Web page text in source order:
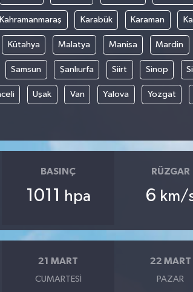
Kahramanmaraş Karabük Karaman
Kütahya Malatya Manisa Mardin
Samsun Şanlıurfa Siirt Sinop
Uşak Van Yalova Yozgat
BASINÇ
1011 hpa
RÜZGAR
6 km/
21 MART
CUMARTESI
22 MART
PAZAR